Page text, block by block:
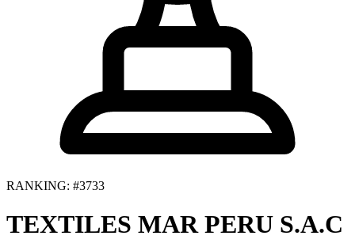
RANKING: #3733
TEXTILES MAR PERU S.A.C